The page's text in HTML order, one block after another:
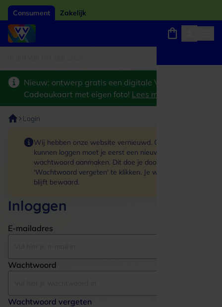
Consument Zakelijk
Nieuw: ontwerp gratis een digitale VVV
Cadeaukaart met eigen foto! Lees meer
Login
Wij hebben onze website vernieuwd. Om in te
kunnen loggen moet je eerst een nieuw
wachtwoord aanmaken. Dit doe je door op de link
'Wachtwoord vergeten' te klikken. Je winkelmand
blijft bewaard.
Inloggen
E-mailadres
Wachtwoord
Wachtwoord vergeten